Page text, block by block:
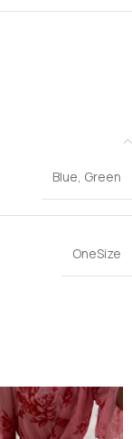
Blue Green
OneSize